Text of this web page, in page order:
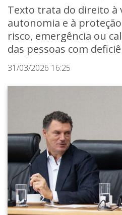
Texto trata do direito à
autonomia e à
risco, emergência ou
das pessoas com
31/03/2026 16:25